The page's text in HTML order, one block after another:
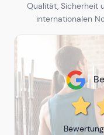
32
Freiburg
25
Qualität, Sicherheit
internationalen
Bewertung